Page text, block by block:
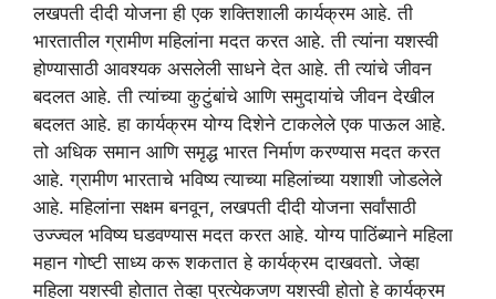
लखपती दीदी योजना ही एक शक्तिशाली कार्यक्रम आहे. ती
भारतातील ग्रामीण महिलांना मदत करत आहे. ती त्यांना यशस्वी
होण्यासाठी आवश्यक असलेली साधने देत आहे. ती त्यांचे जीवन
बदलत आहे. ती त्यांच्या कुटुंबांचे आणि समुदायांचे जीवन देखील
बदलत आहे. हा कार्यक्रम योग्य दिशेने टाकलेले एक पाऊल आहे.
तो अधिक समान आणि समृद्ध भारत निर्माण करण्यास मदत करत
आहे. ग्रामीण भारताचे भविष्य त्याच्या महिलांच्या यशाशी जोडलेले
आहे. महिलांना सक्षम बनवून, लखपती दीदी योजना सर्वांसाठी
उज्ज्वल भविष्य घडवण्यास मदत करत आहे. योग्य पाठिंब्याने महिला
महान गोष्टी साध्य करू शकतात हे कार्यक्रम दाखवतो. जेव्हा
महिला यशस्वी होतात तेव्हा प्रत्येकजण यशस्वी होतो हे कार्यक्रम